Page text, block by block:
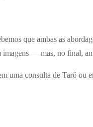
que ambas as
— mas, no final,
uma consulta de Tarô ou